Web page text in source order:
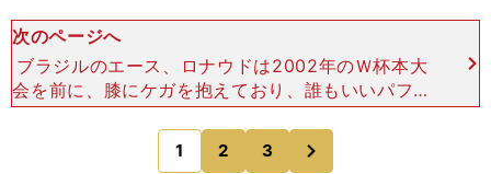
次のページへ
ブラジルのエース、ロナウドは2002年のＷ杯本大
会を前に、膝にケガを抱えており、誰もいいパフォ
ーマンスをできるとは思っていなかった。当時の代
表監督ルイス・フェリペ・スコラーリは、もしロナ
ウドに何かあっ
1 2 3